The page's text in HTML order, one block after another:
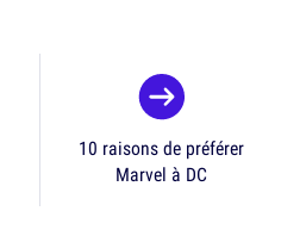
10 raisons de préférer
Marvel à DC